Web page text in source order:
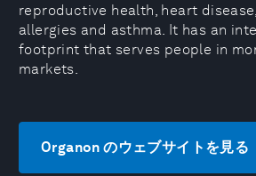
reproductive health, heart
allergies and asthma. It has an
footprint that serves people in
markets.
Organon のウェブサイトを見る